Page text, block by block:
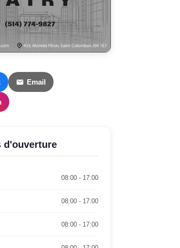
Email
d'ouverture
08:00 - 17:00
08:00 - 17:00
08:00 - 17:00